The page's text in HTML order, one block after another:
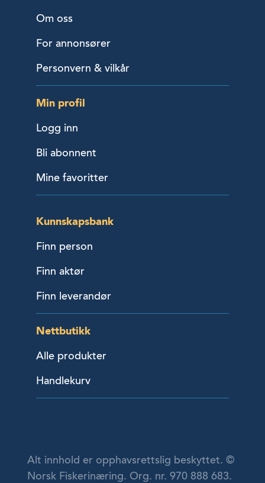
Om oss
For annonsører
Personvern & vilkår
Min profil
Logg inn
Bli abonnent
Mine favoritter
Kunnskapsbank
Finn person
Finn aktør
Finn leverandør
Nettbutikk
Alle produkter
Handlekurv
Alt innhold er opphavsrettslig beskyttet. ©
Norsk Fiskerinæring. Org. nr. 970 888 683.